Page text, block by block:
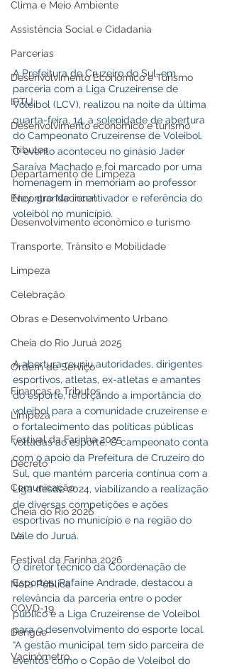
Clima e Meio Ambiente
Assistência Social e Cidadania
Parcerias
Desenvolvimento Econômico e Turismo
IPTU
Desenvolvimento econômico e turismo
Tributos
Departamento de Limpeza
Encontro Nacional
Desenvolvimento econômico e turismo
Transporte, Trânsito e Mobilidade
Limpeza
Celebração
Obras e Desenvolvimento Urbano
Cheia do Rio Juruá 2025
Ordem de Serviço
Finanças e Tributos
Limpeza
Festival da Farinha 2025
Decreto
Comunicação
Cheia do Rio 2026
Lei
Festival da Farinha 2026
Nota Pública
COVD-19
Dengue
Vacinômetro
A Prefeitura de Cruzeiro do Sul, em
parceria com a Liga Cruzeirense de
Voleibol (LCV), realizou na noite da última
quarta-feira, 14, a solenidade de abertura
do Campeonato Cruzeirense de Voleibol.
O evento aconteceu no ginásio Jader
Saraiva Machado e foi marcado por uma
homenagem in memoriam ao professor
Ney, grande incentivador e referência do
voleibol no município.
A abertura reuniu autoridades, dirigentes
esportivos, atletas, ex-atletas e amantes
do esporte, reforçando a importância do
voleibol para a comunidade cruzeirense e
o fortalecimento das políticas públicas
voltadas ao esporte. O campeonato conta
com o apoio da Prefeitura de Cruzeiro do
Sul, que mantém parceria contínua com a
Liga desde 2024, viabilizando a realização
de diversas competições e ações
esportivas no município e na região do
Vale do Juruá.
O diretor técnico da Coordenação de
Esportes, Rafaine Andrade, destacou a
relevância da parceria entre o poder
público e a Liga Cruzeirense de Voleibol
para o desenvolvimento do esporte local.
“A gestão municipal tem sido parceira de
eventos como o Copão de Voleibol do